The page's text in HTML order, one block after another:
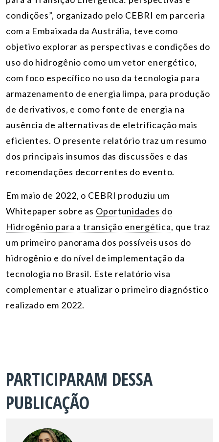
condições”, organizado pelo CEBRI em parceria
com a Embaixada da Austrália, teve como
objetivo explorar as perspectivas e condições do
uso do hidrogênio como um vetor energético,
com foco específico no uso da tecnologia para
armazenamento de energia limpa, para produção
de derivativos, e como fonte de energia na
ausência de alternativas de eletrificação mais
eficientes. O presente relatório traz um resumo
dos principais insumos das discussões e das
recomendações decorrentes do evento.
Em maio de 2022, o CEBRI produziu um
Whitepaper sobre as Oportunidades do
Hidrogênio para a transição energética, que traz
um primeiro panorama dos possíveis usos do
hidrogênio e do nível de implementação da
tecnologia no Brasil. Este relatório visa
complementar e atualizar o primeiro diagnóstico
realizado em 2022.
PARTICIPARAM DESSA
PUBLICAÇÃO